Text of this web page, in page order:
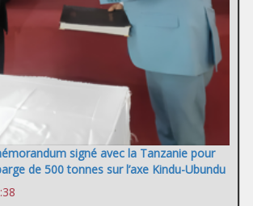
signé avec la Tanzanie pour
de 500 tonnes sur l’axe Kindu-Ubundu